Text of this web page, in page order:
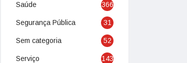
Saúde 366
Segurança Pública 31
Sem categoria 52
Serviço 143